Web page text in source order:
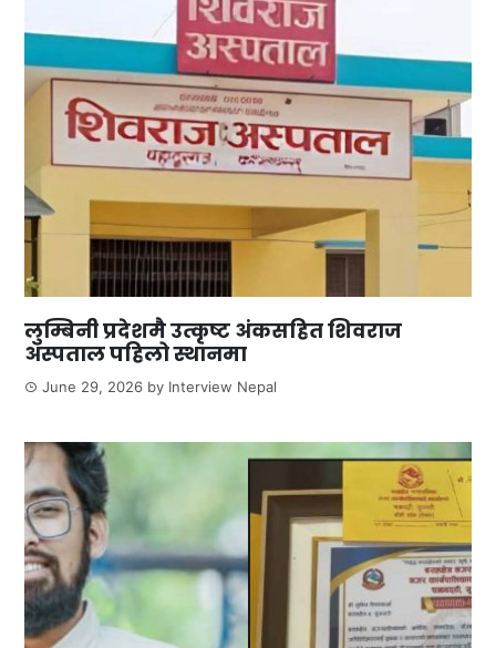
लुम्बिनी प्रदेशमै उत्कृष्ट अंकसहित शिवराज
अस्पताल पहिलो स्थानमा
June 29, 2026 by Interview Nepal